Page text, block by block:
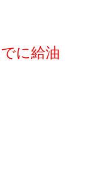
に給油